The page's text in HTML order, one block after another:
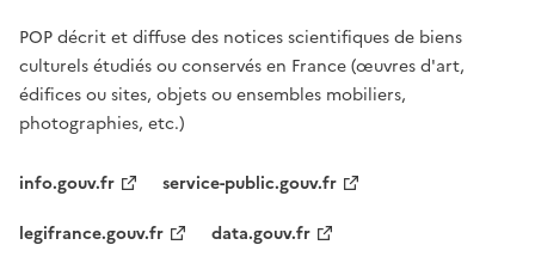
POP décrit et diffuse des notices scientifiques de biens
culturels étudiés ou conservés en France (œuvres d'art,
édifices ou sites, objets ou ensembles mobiliers,
photographies, etc.)
info.gouv.fr
service-public.gouv.fr
legifrance.gouv.fr
data.gouv.fr